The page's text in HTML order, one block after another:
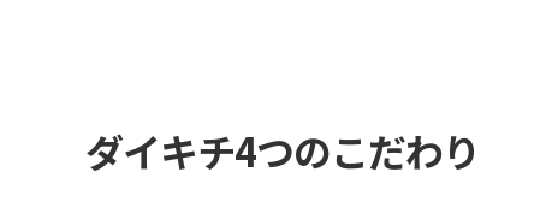
ダイキチ4つのこだわり